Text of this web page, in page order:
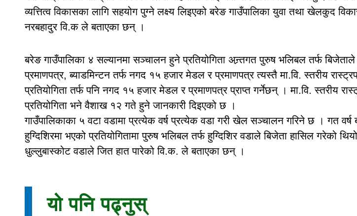
व्यत्तित्व विकासका लागि सहयोग पुग्ने लक्ष्य लिइएको बरेङ गाउँपालिका युवा तथा खेलकुद
नरबहादुर वि.क ले बताएका छन् ।
बरेङ गाउँपालिका ४ सल्यानमा सञ्चालन हुने प्रतियोगिता अन्र्तगत पुरुष भलिबल तर्फ
प्रमाणपत्र, ब्याडमिन्टन तर्फ नगद १५ हजार मेडल र प्रमाणपत्र त्यस्तै मा.वि. स्तरीय
प्रतियोगिता तर्फ पनि नगद १५ हजार मेडल र प्रमाणपत्र प्राप्त गर्नेछन् । मा.वि. स्तरीय
प्रतियोगिता भने वैशाख १२ गते हुने जानकारी दिइएको छ ।
गाउँपालिकाका ५ वटा वडामा प्रत्येक वर्ष प्रत्येक वडा गरी खेल सञ्चालन गरिने छ । गत वर्ष
हुग्दिशिरमा भएको प्रतियोगितामा पुरुष भलिबल तर्फ हुग्दिशिर वडाले बिजेता हासिल गरेको
धुल्लुबास्कोट वडाले जित हात पारेको वि.क. ले बताएका छन् ।
यो पनि पढ्नुस्